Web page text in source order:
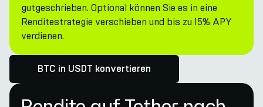
gutgeschrieben. Optional können Sie es in eine
Renditestrategie verschieben und bis zu 15% APY
verdienen.
BTC in USDT konvertieren